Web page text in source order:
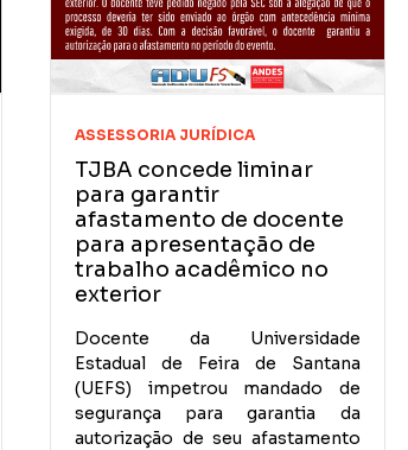
ASSESSORIA JURÍDICA
TJBA concede liminar
para garantir
afastamento de docente
para apresentação de
trabalho acadêmico no
exterior
Docente da Universidade
Estadual de Feira de Santana
(UEFS) impetrou mandado de
segurança para garantia da
autorização de seu afastamento